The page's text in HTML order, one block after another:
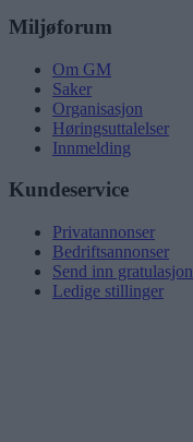
Miljøforum
Om GM
Saker
Organisasjon
Høringsuttalelser
Innmelding
Kundeservice
Privatannonser
Bedriftsannonser
Send inn gratulasjon
Ledige stillinger